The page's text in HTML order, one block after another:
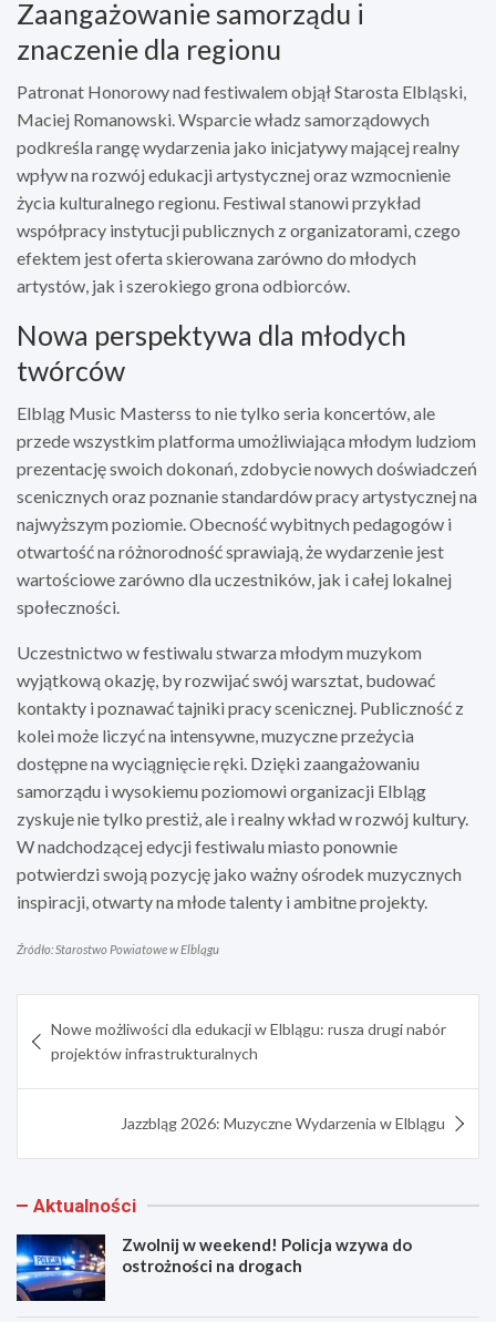
Zaangażowanie samorządu i
znaczenie dla regionu
Patronat Honorowy nad festiwalem objął Starosta Elbląski,
Maciej Romanowski. Wsparcie władz samorządowych
podkreśla rangę wydarzenia jako inicjatywy mającej realny
wpływ na rozwój edukacji artystycznej oraz wzmocnienie
życia kulturalnego regionu. Festiwal stanowi przykład
współpracy instytucji publicznych z organizatorami, czego
efektem jest oferta skierowana zarówno do młodych
artystów, jak i szerokiego grona odbiorców.
Nowa perspektywa dla młodych
twórców
Elbląg Music Masterss to nie tylko seria koncertów, ale
przede wszystkim platforma umożliwiająca młodym ludziom
prezentację swoich dokonań, zdobycie nowych doświadczeń
scenicznych oraz poznanie standardów pracy artystycznej na
najwyższym poziomie. Obecność wybitnych pedagogów i
otwartość na różnorodność sprawiają, że wydarzenie jest
wartościowe zarówno dla uczestników, jak i całej lokalnej
społeczności.
Uczestnictwo w festiwalu stwarza młodym muzykom
wyjątkową okazję, by rozwijać swój warsztat, budować
kontakty i poznawać tajniki pracy scenicznej. Publiczność z
kolei może liczyć na intensywne, muzyczne przeżycia
dostępne na wyciągnięcie ręki. Dzięki zaangażowaniu
samorządu i wysokiemu poziomowi organizacji Elbląg
zyskuje nie tylko prestiż, ale i realny wkład w rozwój kultury.
W nadchodzącej edycji festiwalu miasto ponownie
potwierdzi swoją pozycję jako ważny ośrodek muzycznych
inspiracji, otwarty na młode talenty i ambitne projekty.
Źródło: Starostwo Powiatowe w Elblągu
wpisu
Nowe możliwości dla edukacji w Elblągu: rusza drugi nabór
projektów infrastrukturalnych
Jazzbląg 2026: Muzyczne Wydarzenia w Elblągu
Aktualności
Zwolnij w weekend! Policja wzywa do
ostrożności na drogach